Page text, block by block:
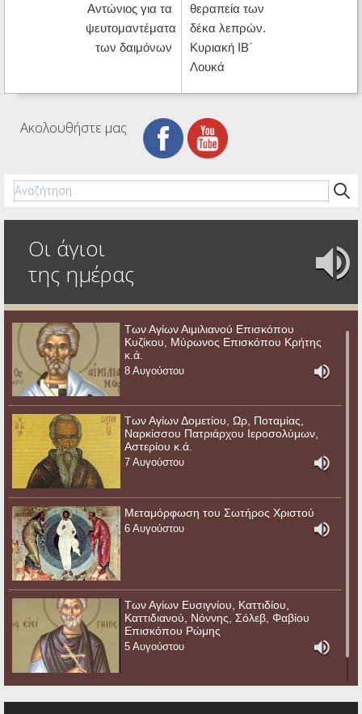
Αντώνιος για τα
ψευτομαντέματα
των δαιμόνων
θεραπεία των
δέκα λεπρών.
Κυριακή ΙΒ΄
Λουκά
Ακολουθήστε μας
Οι άγιοι
της ημέρας
Των Αγίων Αιμιλιανού Επισκόπου
Κυζίκου, Μύρωνος Επισκόπου Κρήτης
κ.ά.
8 Αυγούστου
Των Αγίων Δομετίου, Ωρ, Ποταμίας,
Ναρκίσσου Πατριάρχου Ιεροσολύμων,
Αστερίου κ.ά.
7 Αυγούστου
Μεταμόρφωση του Σωτήρος Χριστού
6 Αυγούστου
Των Αγίων Ευσιγνίου, Καττιδίου,
Καττιδιανού, Νόννης, Σόλεβ, Φαβίου
Επισκόπου Ρώμης
5 Αυγούστου